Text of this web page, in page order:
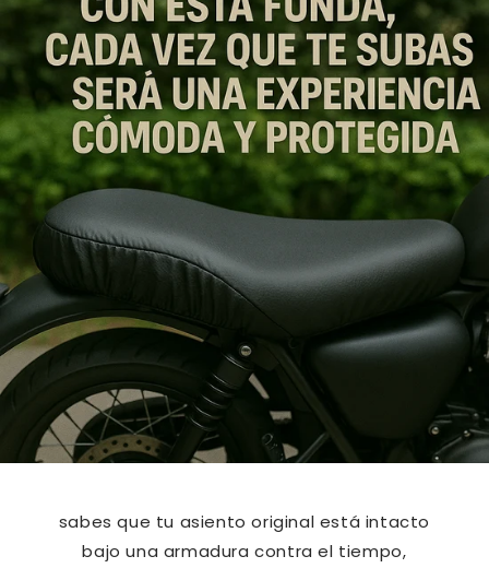
sabes que tu asiento original está intacto
bajo una armadura contra el tiempo,